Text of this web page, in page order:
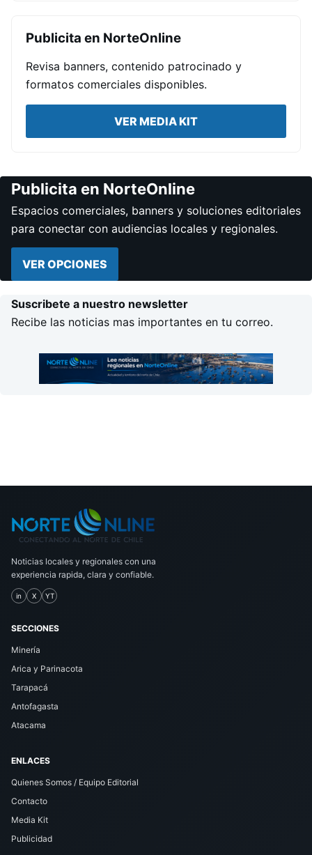
Publicita en NorteOnline
Revisa banners, contenido patrocinado y
formatos comerciales disponibles.
VER MEDIA KIT
Publicita en NorteOnline
Espacios comerciales, banners y soluciones editoriales
para conectar con audiencias locales y regionales.
VER OPCIONES
Suscribete a nuestro newsletter
Recibe las noticias mas importantes en tu correo.
Noticias locales y regionales con una
experiencia rapida, clara y confiable.
in X YT
SECCIONES
Minería
Arica y Parinacota
Tarapacá
Antofagasta
Atacama
ENLACES
Quienes Somos / Equipo Editorial
Contacto
Media Kit
Publicidad